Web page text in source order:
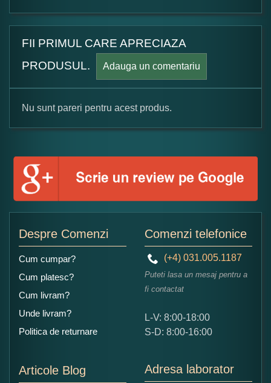
FII PRIMUL CARE APRECIAZA
PRODUSUL.
Adauga un comentariu
Formular pareri client
Numele dumneavoastra:
Ce nota acordati acestui produs?
5
Nu sunt pareri pentru acest produs.
Despre Comenzi
Cum cumpar?
Cum platesc?
Cum livram?
Unde livram?
Politica de returnare
Articole Blog
Comenzi telefonice
(+4) 031.005.1187
Puteti lasa un mesaj pentru a
fi contactat
L-V: 8:00-18:00
S-D: 8:00-16:00
Adresa laborator